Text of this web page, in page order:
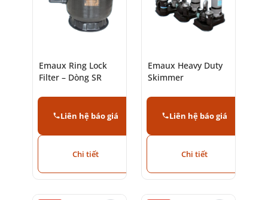
Emaux Ring Lock
Filter – Dòng SR
Liên hệ báo giá
Chi tiết
Emaux Heavy Duty
Skimmer
Liên hệ báo giá
Chi tiết